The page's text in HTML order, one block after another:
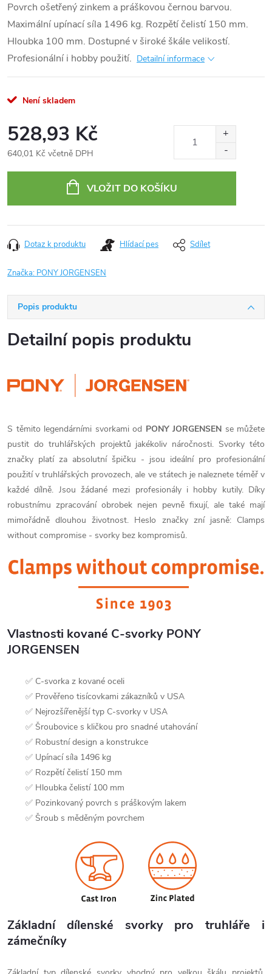
Povrch ošetřený zinkem a práškovou černou barvou.
Maximální upínací síla 1496 kg. Rozpětí čelistí 150 mm.
Hloubka 100 mm. Dostupné v široké škále velikostí.
Profesionální i hobby použití. Detailní informace
Není skladem
528,93 Kč
640,01 Kč včetně DPH
VLOŽIT DO KOŠÍKU
Dotaz k produktu Hlídací pes Sdílet
Značka: PONY JORGENSEN
Popis produktu
Detailní popis produktu
S těmito legendárními svorkami od PONY JORGENSEN se můžete
pustit do truhlářských projektů jakékoliv náročnosti. Svorky této
značky platí za absolutní špičku - jsou ideální pro profesionální
použití v truhlářských provozech, ale ve státech je naleznete téměř v
každé dílně. Jsou žádané mezi profesionály i hobby kutily. Díky
robustnímu zpracování obrobek nejen pevně fixují, ale také mají
mimořádně dlouhou životnost. Heslo značky zní jasně: Clamps
without compromise - svorky bez kompromisů.
Vlastnosti kované C-svorky PONY
JORGENSEN
✅ C-svorka z kované oceli
✅ Prověřeno tisícovkami zákazníků v USA
✅ Nejrozšířenější typ C-svorky v USA
✅ Šroubovice s kličkou pro snadné utahování
✅ Robustní design a konstrukce
✅ Upínací síla 1496 kg
✅ Rozpětí čelistí 150 mm
✅ Hloubka čelistí 100 mm
✅ Pozinkovaný povrch s práškovým lakem
✅ Šroub s měděným povrchem
Základní dílenské svorky pro truhláře i
zámečníky